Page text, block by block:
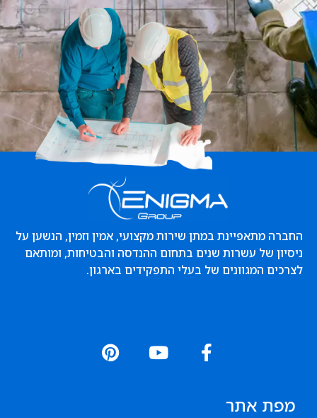
החברה מתאפיינת במתן שירות מקצועי, אמין וזמין, הנשען על
ניסיון של עשרות שנים בתחום ההנדסה והבטיחות, ומותאם
לצרכים המגוונים של בעלי התפקידים בארגון.
מפת אתר